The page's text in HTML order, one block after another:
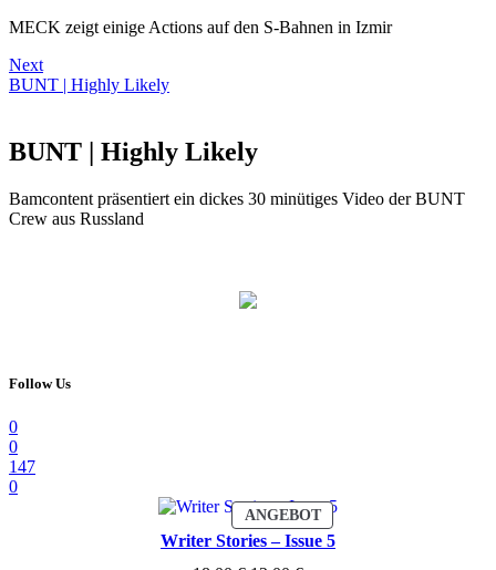
MECK zeigt einige Actions auf den S-Bahnen in Izmir
Next
BUNT | Highly Likely
BUNT | Highly Likely
Bamcontent präsentiert ein dickes 30 minütiges Video der BUNT
Crew aus Russland
Follow Us
0
0
147
0
ANGEBOTPRODUKT
IM
ANGEBOT
Writer Stories – Issue 5